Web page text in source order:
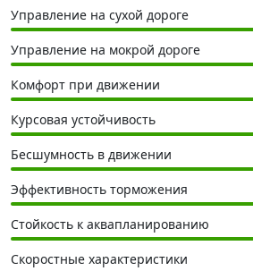
Управление на сухой дороге
Управление на мокрой дороге
Комфорт при движении
Курсовая устойчивость
Бесшумность в движении
Эффективность торможения
Стойкость к аквапланированию
Скоростные характеристики